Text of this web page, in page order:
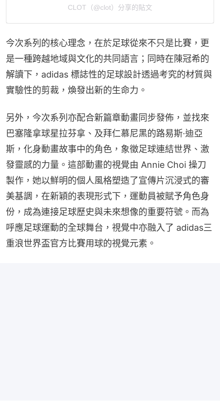
CLOT（@clot）分享的貼文
今次系列的核心理念，在於足球從來不只是比賽，更
是一種跨越地域與文化的共同語言；同時在陳冠希的
解讀下，adidas 標誌性的足球設計透過考究的材質與
實驗性的剪裁，煥發出新的生命力。
另外，今次系列亦配合新篇章動畫同步發佈，並找來
巴塞隆拿球星拉芬拿、及拜仁慕尼黑的路易斯·迪亞
斯，化身動畫故事中的角色，象徵足球連結世界、激
發靈感的力量。這部動畫的視覺由 Annie Choi 操刀
製作，她以鮮明的個人風格塑造了宣傳片沉浸式的審
美基調，在新穎的表現形式下，運動員被賦予角色身
份，成為連接足球歷史與未來想像的重要符號。而為
呼應足球運動的全球舞台，視覺中亦融入了 adidas三
重浪世界盃官方比賽用球的視覺元素。